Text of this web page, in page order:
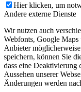
Hier klicken, um
Andere externe Dienste
Wir nutzen auch
Webfonts, Google Maps
Anbieter
speichern, können Sie
dass eine Deaktivierung
Aussehen unserer
Änderungen werden